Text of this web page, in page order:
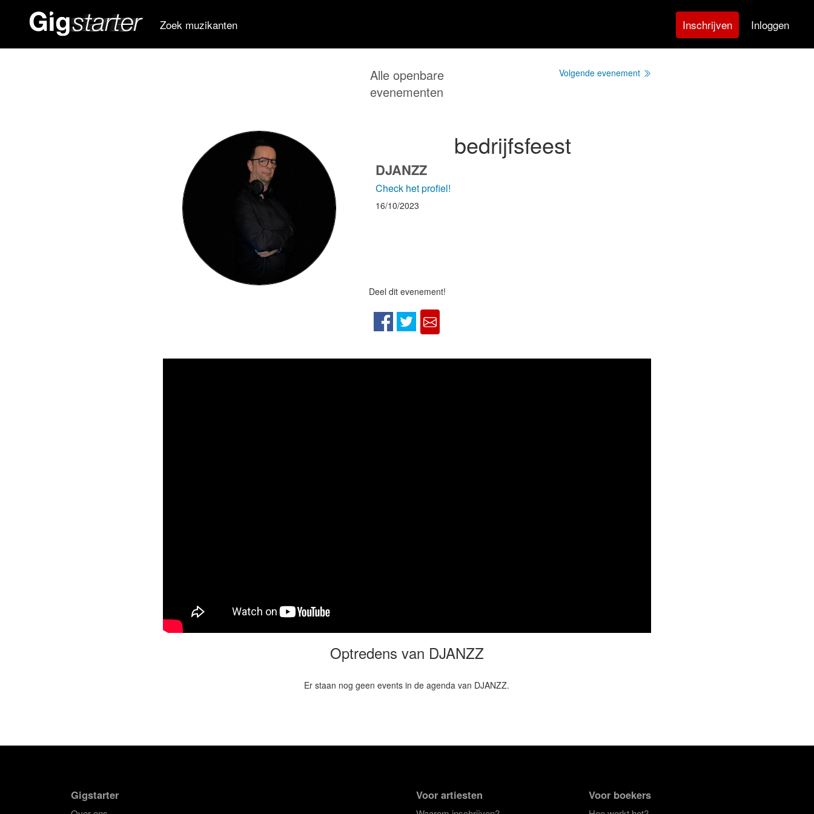
Zoek muzikanten Inschrijven Inloggen
Alle openbare
evenementen
Volgende evenement
bedrijfsfeest
DJANZZ
Check het profiel!
16/10/2023
Deel dit evenement!
Optredens van DJANZZ
Er staan nog geen events in de agenda van DJANZZ.
Voor artiesten Voor boekers
Gigstarter